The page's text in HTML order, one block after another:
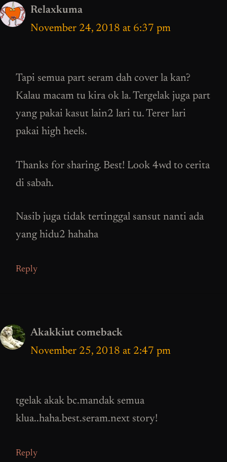
Relaxkuma
November 24, 2018 at 6:37 pm
Tapi semua part seram dah cover la kan?
Kalau macam tu kira ok la. Tergelak juga part
yang pakai kasut lain2 lari tu. Terer lari
pakai high heels.
Thanks for sharing. Best! Look 4wd to cerita
di sabah.
Nasib juga tidak tertinggal sansut nanti ada
yang hidu2 hahaha
Reply
Akakkiut comeback
November 25, 2018 at 2:47 pm
tgelak akak bc.mandak semua
klua..haha.best.seram.next story!
Reply